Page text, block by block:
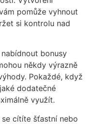
pomůže vyhnout
si kontrolu nad
bonusy
někdy výrazně
Pokaždé, když
dodatečné
využít.
cítíte šťastní nebo